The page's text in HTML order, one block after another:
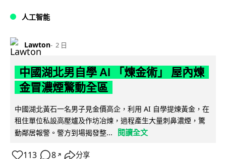
人工智能
Lawton 2 日
中國湖北男自學 AI 「煉金術」 屋內煉
金冒濃煙驚動全區
中國湖北黃石一名男子見金價高企，利用 AI 自學提煉黃金，在
租住單位私設高壓爐及作坊冶煉，過程產生大量刺鼻濃煙，驚
動鄰居報警。警方到場揭發整...
閱讀全文
113 8 ↗ 分享